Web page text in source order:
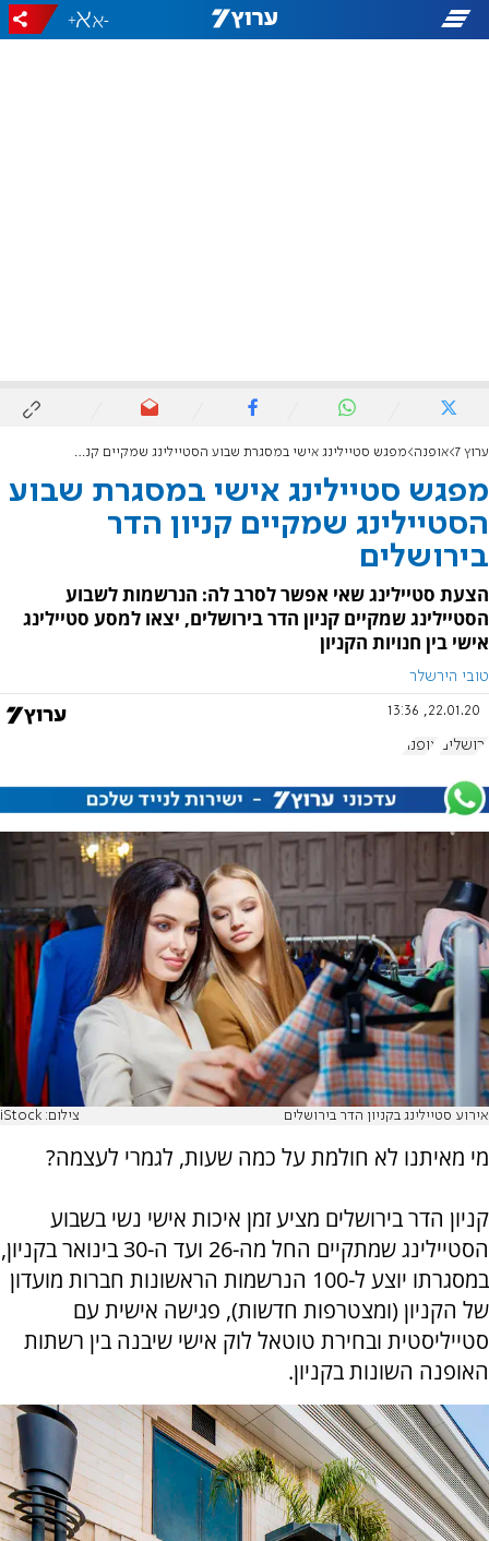
-
+
ערוץ 7 אופנה מפגש סטיילינג אישי במסגרת שבוע הסטיילינג שמקיים קניון הדר בירושלים
מפגש סטיילינג אישי במסגרת שבוע
הסטיילינג שמקיים קניון הדר
בירושלים
הצעת סטיילינג שאי אפשר לסרב לה: הנרשמות לשבוע
הסטיילינג שמקיים קניון הדר בירושלים, יצאו למסע סטיילינג
אישי בין חנויות הקניון
טובי הירשלר
22.01.20, 13:36
ירושלים אופנה
אירוע סטיילינג בקניון הדר בירושלים צילום: iStock
מי מאיתנו לא חולמת על כמה שעות, לגמרי לעצמה?
קניון הדר בירושלים מציע זמן איכות אישי נשי בשבוע
הסטיילינג שמתקיים החל מה-26 ועד ה-30 בינואר בקניון,
במסגרתו יוצע ל-100 הנרשמות הראשונות חברות מועדון
של הקניון (ומצטרפות חדשות), פגישה אישית עם
סטייליסטית ובחירת טוטאל לוק אישי שיבנה בין רשתות
האופנה השונות בקניון.